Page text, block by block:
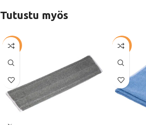
Tutustu myös
-44% -57%